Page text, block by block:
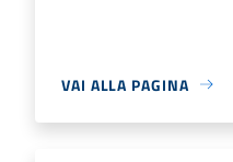
VAI ALLA PAGINA